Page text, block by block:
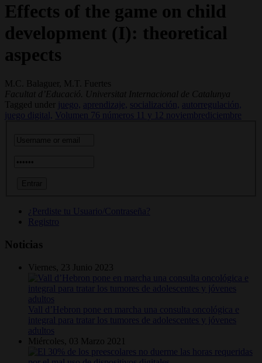
Effects of the game on child
development (I): theoretical
aspects
M.C. Balaguer, M.T. Fuertes
Facultat d’Educació. Universitat Internacional de Catalunya
Tagged under
juego, aprendizaje, socialización,
autorregulación,
juego digital,
Volumen 76 números 11 y 12 noviembrediciembre
¿Perdiste tu Usuario/Contraseña?
Registro
Noticias
Viernes, 23 Junio 2023
Vall d’Hebron pone en marcha una consulta oncológica e
integral para tratar los tumores de adolescentes y jóvenes
adultos
Miércoles, 03 Marzo 2021